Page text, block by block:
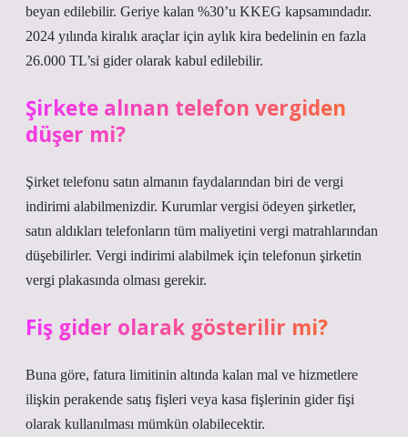
beyan edilebilir. Geriye kalan %30’u KKEG kapsamındadır.
2024 yılında kiralık araçlar için aylık kira bedelinin en fazla
26.000 TL’si gider olarak kabul edilebilir.
Şirkete alınan telefon vergiden
düşer mi?
Şirket telefonu satın almanın faydalarından biri de vergi
indirimi alabilmenizdir. Kurumlar vergisi ödeyen şirketler,
satın aldıkları telefonların tüm maliyetini vergi matrahlarından
düşebilirler. Vergi indirimi alabilmek için telefonun şirketin
vergi plakasında olması gerekir.
Fiş gider olarak gösterilir mi?
Buna göre, fatura limitinin altında kalan mal ve hizmetlere
ilişkin perakende satış fişleri veya kasa fişlerinin gider fişi
olarak kullanılması mümkün olabilecektir.